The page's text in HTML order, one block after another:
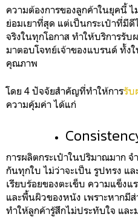
ความต้องการของลูกค้าในยุคนี้ ไ
ย่อมเยาที่สุด แต่เป็นกระเป๋าที่มี
จริงในทุกโอกาส ทำให้บริการรับ
มาตอบโจทย์เจ้าของแบรนด์ ทั้ง
คุณภาพ
โดย 4 ปัจจัยสำคัญที่ทำให้การรับ
ความคุ้มค่า ได้แก่
การผลิตกระเป๋าในปริมาณมาก
กันทุกใบ ไม่ว่าจะเป็น รูปทรง แล
เรียบร้อยของตะเข็บ ความแข็งแ
และพื้นผิวของหนัง เพราะหากมี
ทำให้ลูกค้ารู้สึกไม่ประทับใจ แล